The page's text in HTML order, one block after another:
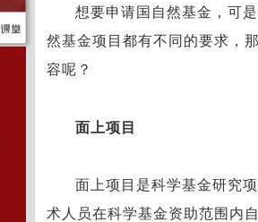
想要申请国自然基金，可
然基金项目都有不同的要求，
容呢？
面上项目
面上项目是科学基金研究
术人员在科学基金资助范围内